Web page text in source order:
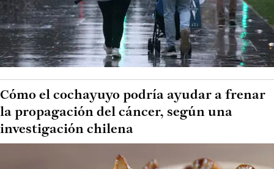
Cómo el cochayuyo podría ayudar a frenar
la propagación del cáncer, según una
investigación chilena